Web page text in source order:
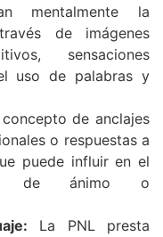
mentalmente la
de imágenes
sensaciones
uso de palabras y
de anclajes
o respuestas a
puede influir en el
de ánimo o
La PNL presta